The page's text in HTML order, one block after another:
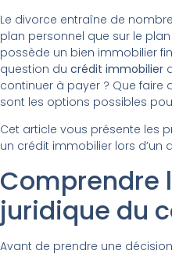
Le divorce entraîne de
plan personnel que sur le
possède un bien immobilier
question du crédit immobilier
continuer à payer ? Que faire
sont les options possibles
Cet article vous présente les
un crédit immobilier lors d’un
Comprendre
juridique du
Avant de prendre une